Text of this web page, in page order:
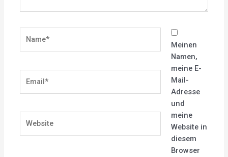
Meinen
Namen,
meine E-
Mail-
Adresse
und
meine
Website in
diesem
Browser